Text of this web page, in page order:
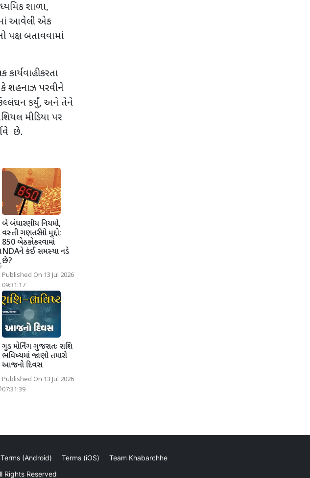
શાળા,
આવેલી એક
પક્ષ બતાવવામાં
કરતા
શહનાઝ પરવીને
કર્યું, અને તેને
મીડિયા પર
છે.
બે બંધારણીય નિયમો,
વસ્તી ગણતરીનો મુદ્દો;
850 બેઠકોકરવામાં
NDAને કંઈ સમસ્યા નડે
છે?
Published On 13 Jul 2026
09:31:17
ગુડ મોર્નિંગ ગુજરાતઃ રાશિ
ભવિષ્યમાં જાણો તમારો
આજનો દિવસ
Published On 13 Jul 2026
07:31:39
Terms (Android) Terms (iOS)
Team Khabarchhe
Rights Reserved